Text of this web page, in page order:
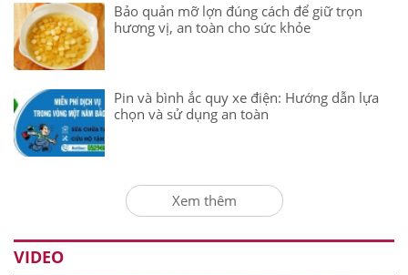
Bảo quản mỡ lợn đúng cách để giữ trọn
hương vị, an toàn cho sức khỏe
Pin và bình ắc quy xe điện: Hướng dẫn lựa
chọn và sử dụng an toàn
Xem thêm
VIDEO